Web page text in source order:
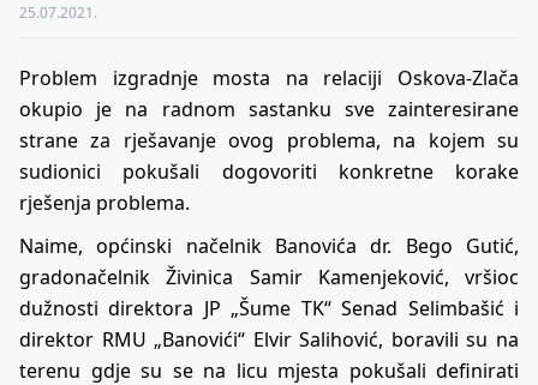
25.07.2021.
Problem izgradnje mosta na relaciji Oskova-Zlača
okupio je na radnom sastanku sve zainteresirane
strane za rješavanje ovog problema, na kojem su
sudionici pokušali dogovoriti konkretne korake
rješenja problema.
Naime, općinski načelnik Banovića dr. Bego Gutić,
gradonačelnik Živinica Samir Kamenjeković, vršioc
dužnosti direktora JP „Šume TK“ Senad Selimbašić i
direktor RMU „Banovići“ Elvir Salihović, boravili su na
terenu gdje su se na licu mjesta pokušali definirati